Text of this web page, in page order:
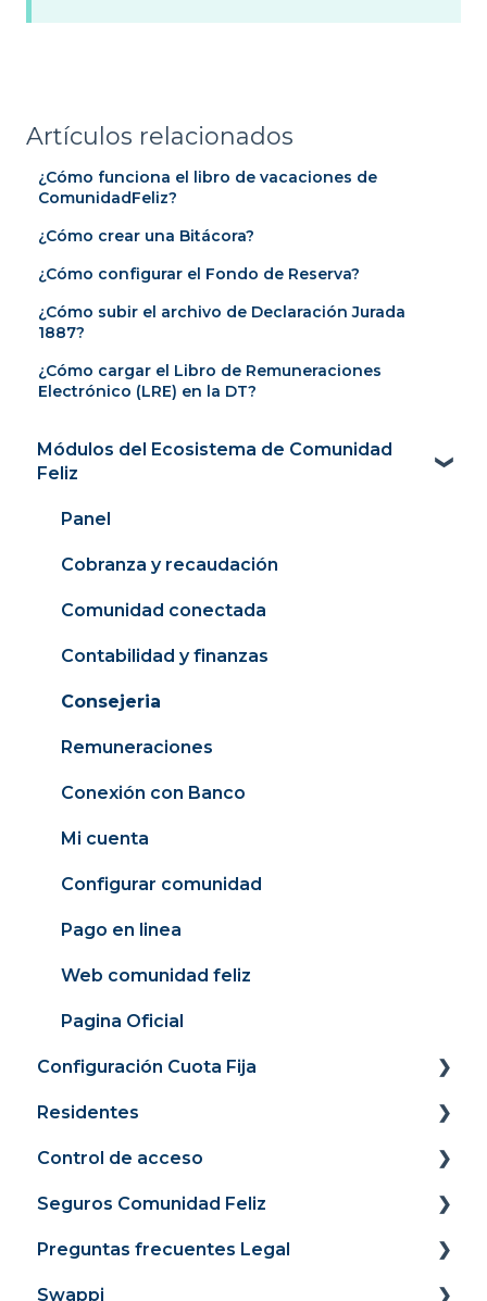
Artículos relacionados
¿Cómo funciona el libro de vacaciones de
ComunidadFeliz?
¿Cómo crear una Bitácora?
¿Cómo configurar el Fondo de Reserva?
¿Cómo subir el archivo de Declaración Jurada
1887?
¿Cómo cargar el Libro de Remuneraciones
Electrónico (LRE) en la DT?
Módulos del Ecosistema de Comunidad
Feliz
Panel
Cobranza y recaudación
Comunidad conectada
Contabilidad y finanzas
Consejeria
Remuneraciones
Conexión con Banco
Mi cuenta
Configurar comunidad
Pago en linea
Web comunidad feliz
Pagina Oficial
Configuración Cuota Fija
Panel
Recaudación
Cargos
Medidores
Facturación 4.0
Residentes
Portal Web
Portal de pagos
Módulo Inicio
Módulo Propiedad
Control de acceso
Guía de Uso para residentes
Control de acceso para administradores y
Seguros Comunidad Feliz
Ingreso a la app
Pólizas para Residentes
Preguntas frecuentes Legal
Obligaciones económicas
Swappi